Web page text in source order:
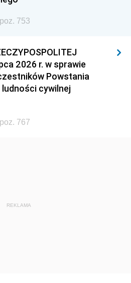
753
2026 r. w sprawie
Powstania
cywilnej
767
REKLAMA